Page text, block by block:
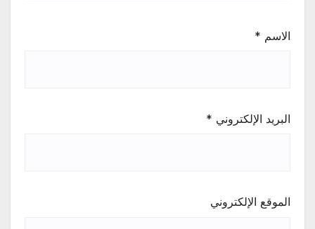
الاسم *
البريد الإلكتروني *
الموقع الإلكتروني